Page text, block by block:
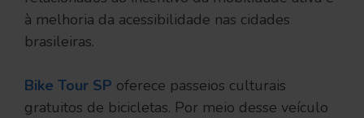
à melhoria da acessibilidade nas cidades
brasileiras.
Bike Tour SP oferece passeios culturais
gratuitos de bicicletas. Por meio desse veículo